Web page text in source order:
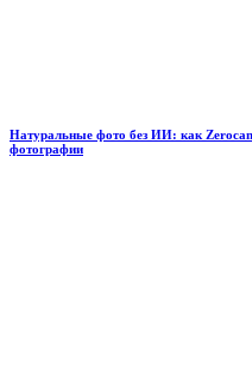
Натуральные фото без ИИ: как
фотографии